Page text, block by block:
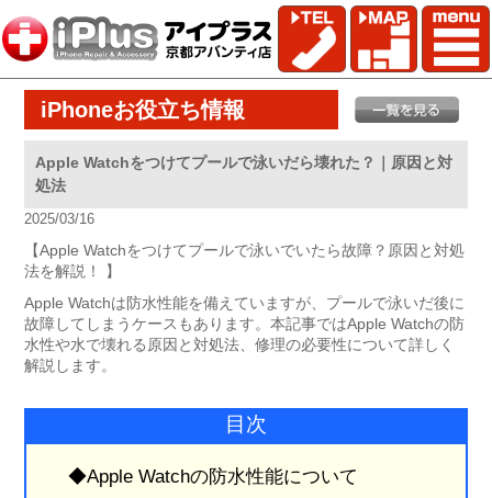
iPhoneお役立ち情報
Apple Watchをつけてプールで泳いだら壊れた？｜原因と対
処法
2025/03/16
【Apple Watchをつけてプールで泳いでいたら故障？原因と対処
法を解説！ 】
Apple Watchは防水性能を備えていますが、プールで泳いだ後に
故障してしまうケースもあります。本記事ではApple Watchの防
水性や水で壊れる原因と対処法、修理の必要性について詳しく
解説します。
目次
◆Apple Watchの防水性能について